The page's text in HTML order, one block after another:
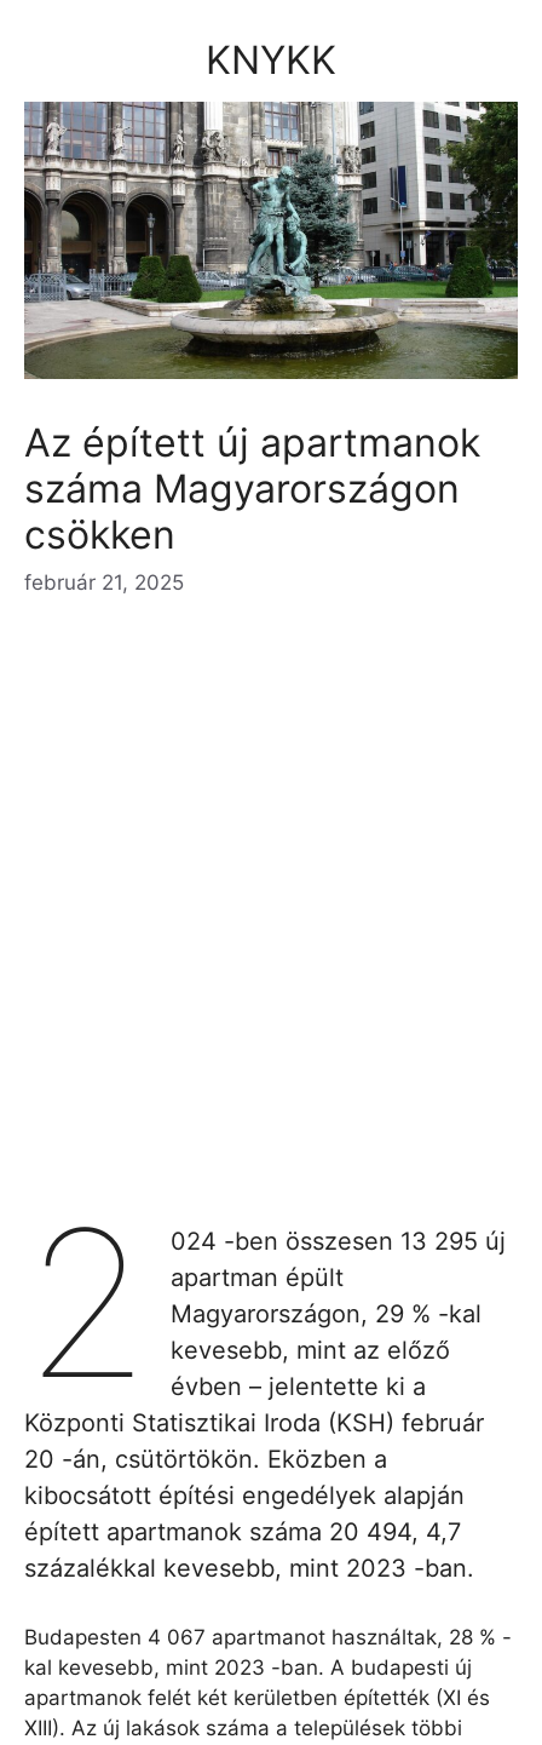
KNYKK
Az épített új apartmanok
száma Magyarországon
csökken
február 21, 2025
2
024 -ben összesen 13 295 új
apartman épült
Magyarországon, 29 % -kal
kevesebb, mint az előző
évben – jelentette ki a
Központi Statisztikai Iroda (KSH) február
20 -án, csütörtökön. Eközben a
kibocsátott építési engedélyek alapján
épített apartmanok száma 20 494, 4,7
százalékkal kevesebb, mint 2023 -ban.
Budapesten 4 067 apartmanot használtak, 28 % -
kal kevesebb, mint 2023 -ban. A budapesti új
apartmanok felét két kerületben építették (XI és
XIII). Az új lakások száma a települések többi